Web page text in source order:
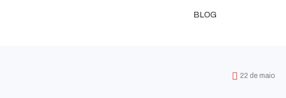
BLOG
22 de maio